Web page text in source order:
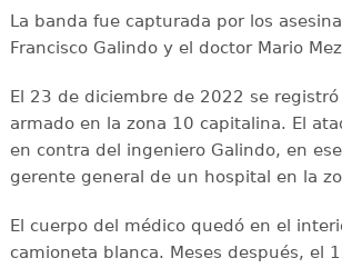
La banda fue capturada por los
Francisco Galindo y el doctor Mario
El 23 de diciembre de 2022 se
armado en la zona 10 capitalina. El
en contra del ingeniero Galindo, en
gerente general de un hospital en la
El cuerpo del médico quedó en el
camioneta blanca. Meses después, el